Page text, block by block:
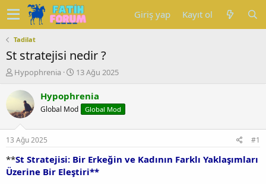
Giriş yap Kayıt ol
Tadilat
St stratejisi nedir ?
K
n
y
b
a
ş
a
Hypophrenia
B
ş
a
ç
t
a
13 Ağu 2025
Hypophrenia
Global Mod Global Mod
13 Ağu 2025 #1
**St Stratejisi: Bir Erkeğin ve Kadının Farklı Yaklaşımları
Üzerine Bir Eleştiri**